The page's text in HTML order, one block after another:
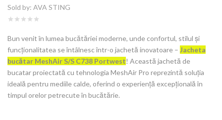
Sold by: AVA STING
Bun venit în lumea bucătăriei moderne, unde confortul, stilul și
funcționalitatea se întâlnesc într-o jachetă inovatoare – Jacheta
bucătar MeshAir S/S C738 Portwest! Această jachetă de
bucatar proiectată cu tehnologia MeshAir Pro reprezintă soluția
ideală pentru mediile calde, oferind o experiență excepțională în
timpul orelor petrecute în bucătărie.